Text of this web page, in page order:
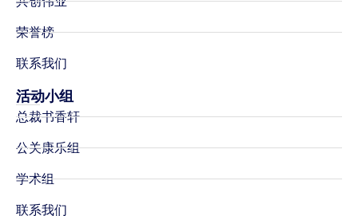
荣誉榜
联系我们
活动小组
总裁书香轩
公关康乐组
学术组
联系我们